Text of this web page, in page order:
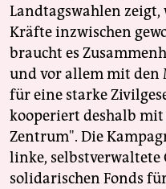
Landtagswahlen
Kräfte inzwischen
braucht es
und vor allem mit den
für eine starke
kooperiert deshalb
Zentrum". Die
linke,
solidarischen Fonds